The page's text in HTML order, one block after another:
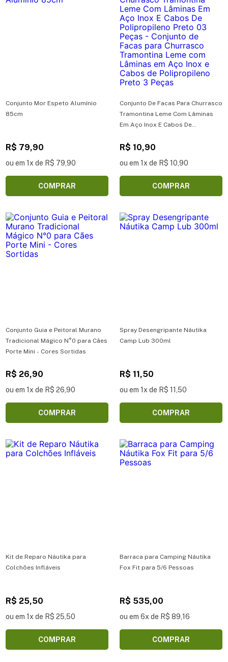
Conjunto Mor Espeto Alumínio
85cm
R$ 79,90
ou em 1x de R$ 79,90
COMPRAR
Conjunto De Facas Para Churrasco
Tramontina Leme Com Lâminas
Em Aço Inox E Cabos De
Conjunto de Facas para
Lâminas em Aço Inox e Cabos de
Polipropileno Preto 3 Peças
R$ 10,90
ou em 1x de R$ 10,90
COMPRAR
Conjunto Guia e Peitoral Murano
Tradicional Mágico N°0 para Cães
Porte Mini - Cores Sortidas
R$ 26,90
ou em 1x de R$ 26,90
COMPRAR
Spray Desengripante Náutika
Camp Lub 300ml
R$ 11,50
ou em 1x de R$ 11,50
COMPRAR
Kit de Reparo Náutika para
Colchões Infláveis
R$ 25,50
ou em 1x de R$ 25,50
COMPRAR
Barraca para Camping Náutika
Fox Fit para 5/6 Pessoas
R$ 535,00
ou em 6x de R$ 89,16
COMPRAR